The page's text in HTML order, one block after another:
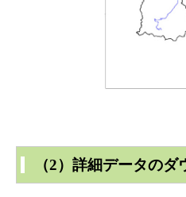
（2）詳細データのダ